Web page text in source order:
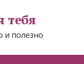
тебя
и полезно